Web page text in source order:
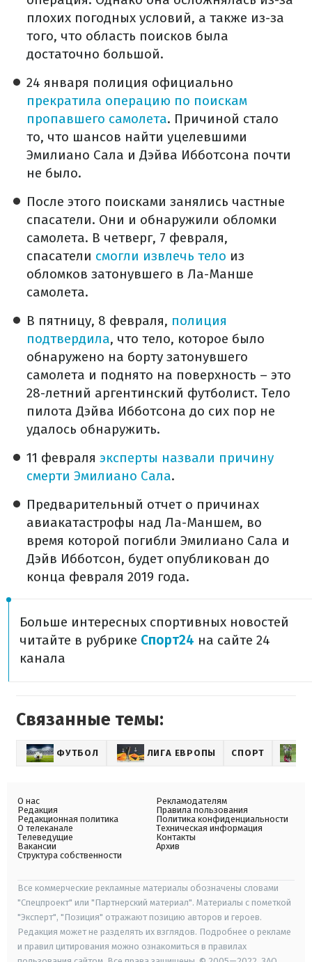
плохих погодных условий, а также из-за
того, что область поисков была
достаточно большой.
24 января полиция официально
прекратила операцию по поискам
пропавшего самолета. Причиной стало
то, что шансов найти уцелевшими
Эмилиано Сала и Дэйва Ибботсона почти
не было.
После этого поисками занялись частные
спасатели. Они и обнаружили обломки
самолета. В четверг, 7 февраля,
спасатели смогли извлечь тело из
обломков затонувшего в Ла-Манше
самолета.
В пятницу, 8 февраля, полиция
подтвердила, что тело, которое было
обнаружено на борту затонувшего
самолета и поднято на поверхность – это
28-летний аргентинский футболист. Тело
пилота Дэйва Ибботсона до сих пор не
удалось обнаружить.
11 февраля эксперты назвали причину
смерти Эмилиано Сала.
Предварительный отчет о причинах
авиакатастрофы над Ла-Маншем, во
время которой погибли Эмилиано Сала и
Дэйв Ибботсон, будет опубликован до
конца февраля 2019 года.
Больше интересных спортивных новостей
читайте в рубрике Спорт24 на сайте 24
канала
Связанные темы:
ФУТБОЛ ЛИГА ЕВРОПЫ СПОРТ
О нас
Редакция
Редакционная политика
О телеканале
Телеведущие
Вакансии
Структура собственности
Рекламодателям
Правила пользования
Политика конфиденциальности
Техническая информация
Контакты
Архив
Все коммерческие рекламные материалы обозначены словами
"Спецпроект" или "Партнерский материал". Материалы с пометкой
"Эксперт", "Позиция" отражают позицию авторов и героев.
Редакция может не разделять их взглядов. Подробнее о рекламе
и правил цитирования можно ознакомиться в правилах